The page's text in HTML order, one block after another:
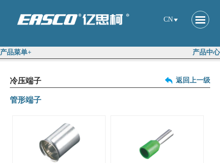
CN
产品菜单+ 产品中心
返回上一级
冷压端子
管形端子